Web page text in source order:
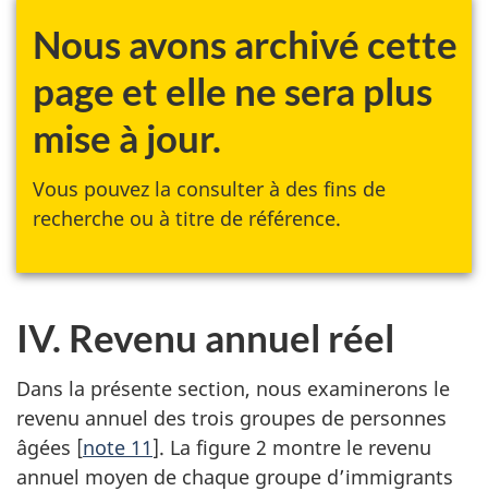
Nous avons archivé cette
page et elle ne sera plus
mise à jour.
Vous pouvez la consulter à des fins de
recherche ou à titre de référence.
IV. Revenu annuel réel
Dans la présente section, nous examinerons le
revenu annuel des trois groupes de personnes
âgées [note 11]. La figure 2 montre le revenu
annuel moyen de chaque groupe d’immigrants